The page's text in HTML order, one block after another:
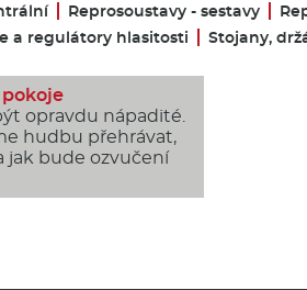
Reprosoustavy - sestavy
a regulátory hlasitosti Stojany,
opravdu nápadité.
hudbu přehrávat,
jak bude ozvučení